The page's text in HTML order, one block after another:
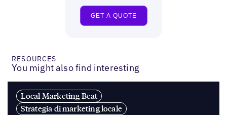
RESOURCES
You might also find interesting
Local Marketing Beat
Strategia di marketing locale